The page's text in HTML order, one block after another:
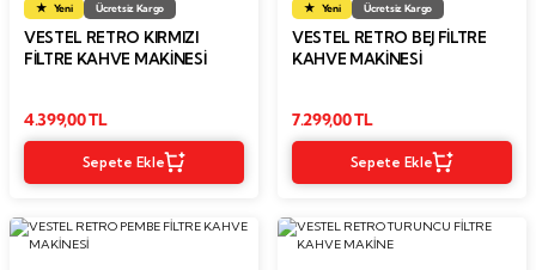
Yeni Ücretsiz Kargo
VESTEL RETRO KIRMIZI
FILTRE KAHVE MAKINESI
4.399,00 TL
Sepete Ekle
Yeni Ücretsiz Kargo
VESTEL RETRO BEJ FİLTRE
KAHVE MAKİNESİ
7.299,00 TL
Sepete Ekle